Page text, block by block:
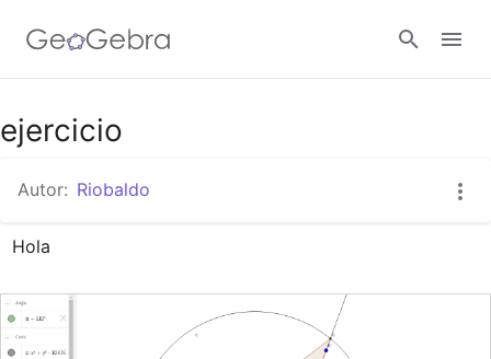
Google Classroom
GeoGebra Classroom
ejercicio
Autor: Riobaldo
Hola